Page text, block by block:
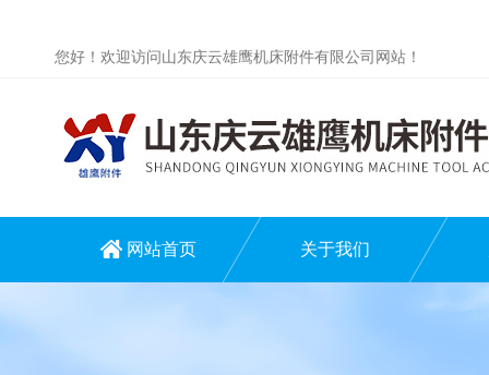
您好！欢迎访问山东庆云雄鹰机床附件有限公司网站！
网站首页 关于我们